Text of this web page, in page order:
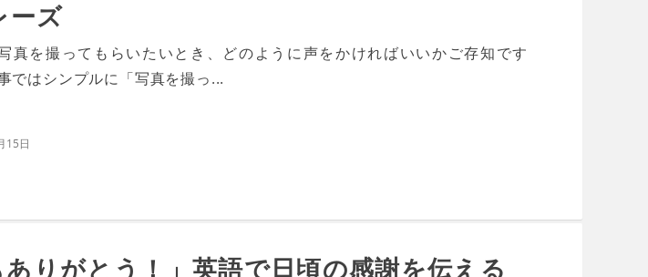
ーズ
真を撮ってもらいたいとき、どのように声をかければいいかご存知です
ではシンプルに「写真を撮っ...
15日
ありがとう！」英語で日頃の感謝を伝える